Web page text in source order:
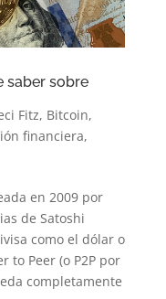
saber sobre
Fitz, Bitcoin,
financiera,
en 2009 por
de Satoshi
como el dólar o
to Peer (o P2P por
completamente